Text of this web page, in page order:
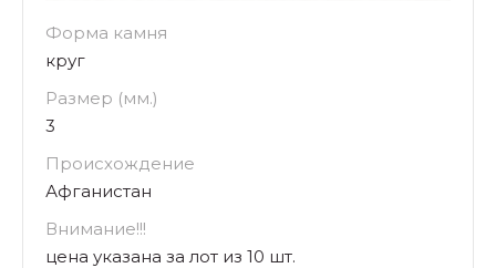
Форма камня
круг
Размер (мм.)
3
Происхождение
Афганистан
Внимание!!!
цена указана за лот из 10 шт.